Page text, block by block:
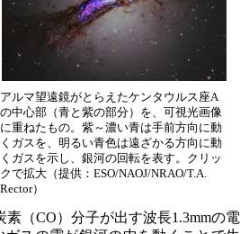
アルマ望遠鏡がとらえたケンタウルス座A
の中心部（青と紫の部分）を、可視光画像
に重ねたもの。紫～濃い青は手前方向に動
くガスを、明るい青色は遠ざかる方向に動
くガスを示し、銀河の回転を表す。クリッ
クで拡大（提供：ESO/NAOJ/NRAO/T.A.
Rector）
（CO）分子が出す波長1.3mmの電